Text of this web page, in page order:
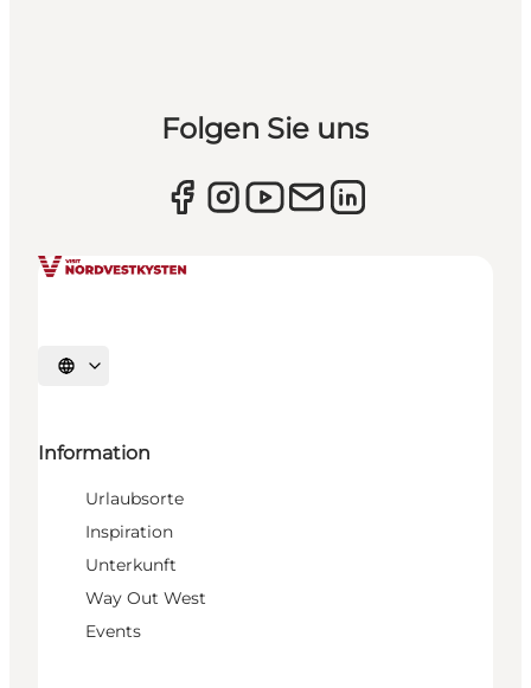
Folgen Sie uns
Sprache auswählen
Information
Urlaubsorte
Inspiration
Unterkunft
Way Out West
Events